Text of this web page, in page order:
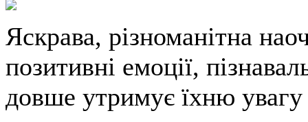
Яскрава, різноманітна
позитивні емоції,
довше утримує їхню увагу